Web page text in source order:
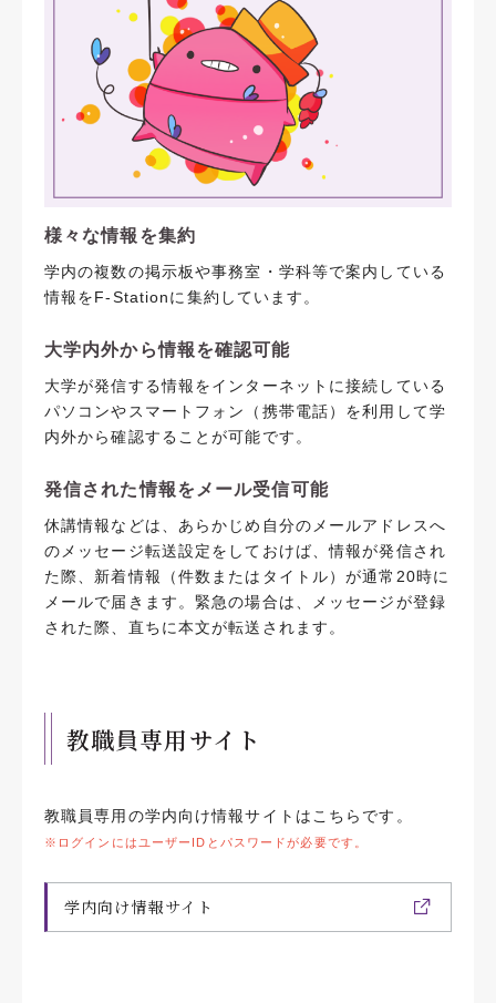
様々な情報を集約
学内の複数の掲示板や事務室・学科等で案内している
情報をF-Stationに集約しています。
大学内外から情報を確認可能
大学が発信する情報をインターネットに接続している
パソコンやスマートフォン（携帯電話）を利用して学
内外から確認することが可能です。
発信された情報をメール受信可能
休講情報などは、あらかじめ自分のメールアドレスへ
のメッセージ転送設定をしておけば、情報が発信され
た際、新着情報（件数またはタイトル）が通常20時に
メールで届きます。緊急の場合は、メッセージが登録
された際、直ちに本文が転送されます。
教職員専用サイト
教職員専用の学内向け情報サイトはこちらです。
※ログインにはユーザーIDとパスワードが必要です。
学内向け情報サイト